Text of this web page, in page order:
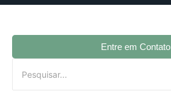
Entre em Contato